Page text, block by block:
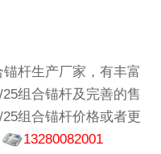
锚杆生产厂家 ，有丰富
25组合锚杆及完善的售
25组合锚杆价格或者更
13280082001